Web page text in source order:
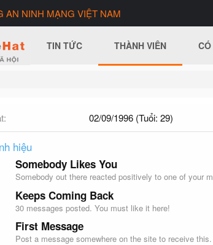
AN NINH MẠNG VIỆT NAM
TIN TỨC THÀNH VIÊN
02/09/1996 (Tuổi: 29)
hiệu
Somebody Likes You
Somebody out there reacted positively to one of your
Keeps Coming Back
30 messages posted. You must like it here!
First Message
Post a message somewhere on the site to receive this.